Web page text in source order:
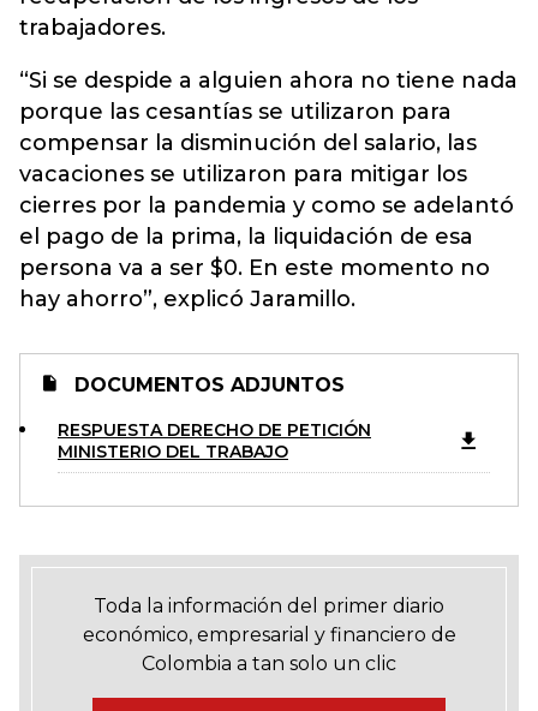
trabajadores.
“Si se despide a alguien ahora no tiene nada
porque las cesantías se utilizaron para
compensar la disminución del salario, las
vacaciones se utilizaron para mitigar los
cierres por la pandemia y como se adelantó
el pago de la prima, la liquidación de esa
persona va a ser $0. En este momento no
hay ahorro”, explicó Jaramillo.
DOCUMENTOS ADJUNTOS
RESPUESTA DERECHO DE PETICIÓN
MINISTERIO DEL TRABAJO
Toda la información del primer diario
económico, empresarial y financiero de
Colombia a tan solo un clic